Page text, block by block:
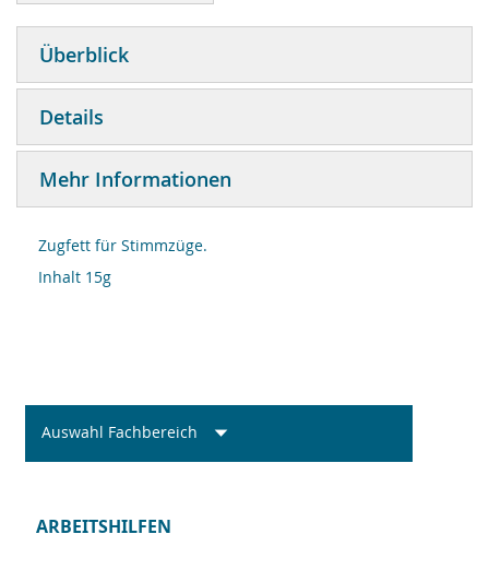
Überblick
Details
Mehr Informationen
Zugfett für Stimmzüge.
Inhalt 15g
Auswahl Fachbereich
ARBEITSHILFEN